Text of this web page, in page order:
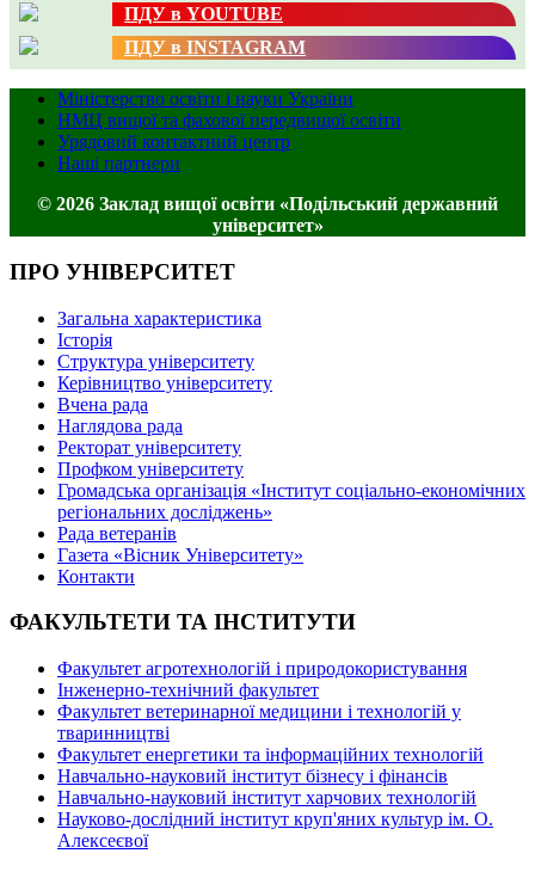
ПДУ в YOUTUBE
ПДУ в INSTAGRAM
Міністерство освіти і науки України
НМЦ вищої та фахової передвищої освіти
Урядовий контактний центр
Наші партнери
© 2026 Заклад вищої освіти «Подільський державний
університет»
ПРО УНІВЕРСИТЕТ
Загальна характеристика
Історія
Структура університету
Керівництво університету
Вчена рада
Наглядова рада
Ректорат університету
Профком університету
Громадська організація «Інститут соціально-економічних
регіональних досліджень»
Рада ветеранів
Газета «Вісник Університету»
Контакти
ФАКУЛЬТЕТИ ТА ІНСТИТУТИ
Факультет агротехнологій і природокористування
Інженерно-технічний факультет
Факультет ветеринарної медицини і технологій у
тваринництві
Факультет енергетики та інформаційних технологій
Навчально-науковий інститут бізнесу і фінансів
Навчально-науковий інститут харчових технологій
Науково-дослідний інститут круп'яних культур ім. О.
Алексеєвої